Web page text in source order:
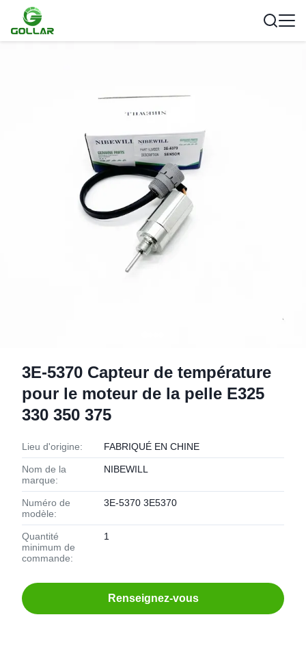
3E-5370 Capteur de température
pour le moteur de la pelle E325
330 350 375
Lieu d'origine: FABRIQUÉ EN CHINE
Nom de la
marque:
NIBEWILL
Numéro de
modèle:
3E-5370 3E5370
Quantité
minimum de
commande:
1
Renseignez-vous